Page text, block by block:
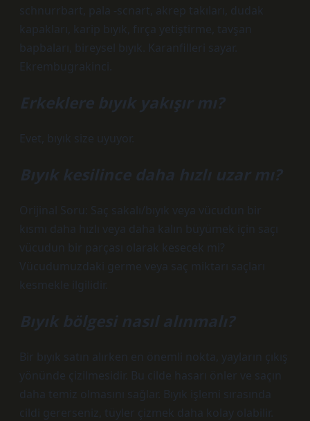
schnurrbart, pala -scnart, akrep takıları, dudak
kapakları, karip bıyık, fırça yetiştirme, tavşan
bapbaları, bireysel bıyık. Karanfilleri sayar.
Ekrembugrakinci.
Erkeklere bıyık yakışır mı?
Evet, bıyık size uyuyor.
Bıyık kesilince daha hızlı uzar mı?
Orijinal Soru: Saç sakalı/bıyık veya vücudun bir
kısmı daha hızlı veya daha kalın büyümek için saçı
vücudun bir parçası olarak kesecek mi?
Vücudumuzdaki germe veya saç miktarı saçları
kesmekle ilgilidir.
Bıyık bölgesi nasıl alınmalı?
Bir bıyık satın alırken en önemli nokta, yayların çıkış
yönünde çizilmesidir. Bu cilde hasarı önler ve saçın
daha temiz olmasını sağlar. Bıyık işlemi sırasında
cildi gererseniz, tüyler çizmek daha kolay olabilir.